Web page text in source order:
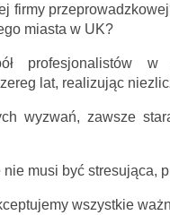
firmy
miasta w UK?
profesjonalistów w
lat, realizując
wyzwań, zawsze
musi być stresująca,
wszystkie